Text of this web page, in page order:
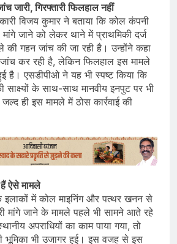
जारी, गिरफ्तारी फिलहाल नहीं
विजय कुमार ने बताया कि कोल कंपनी
मांगे जाने को लेकर थाने में प्राथमिकी दर्ज
गहन जांच की जा रही है। उन्होंने कहा
कर रही है, लेकिन फिलहाल इस मामले
है। एसडीपीओ ने यह भी स्पष्ट किया कि
साक्ष्यों के साथ-साथ मानवीय इनपुट पर भी
ही इस मामले में ठोस कार्रवाई की
ऐसे मामले
में कोल माइनिंग और पत्थर खनन से
मांगे जाने के मामले पहले भी सामने आते रहे
अपराधियों का काम पाया गया, तो
भूमिका भी उजागर हुई। इस वजह से इस